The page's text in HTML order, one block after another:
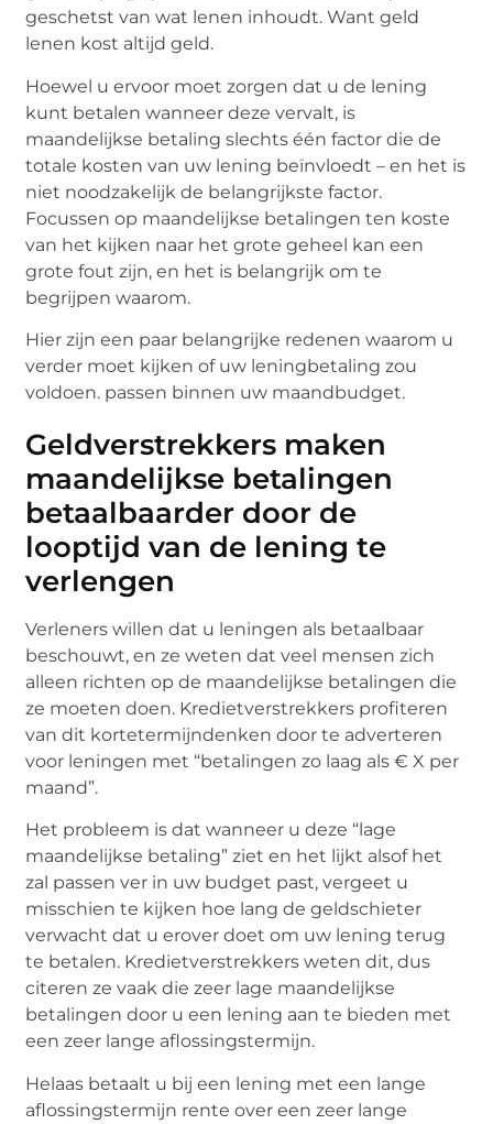
geschetst van wat lenen inhoudt. Want geld
lenen kost altijd geld.
Hoewel u ervoor moet zorgen dat u de lening
kunt betalen wanneer deze vervalt, is
maandelijkse betaling slechts één factor die de
totale kosten van uw lening beïnvloedt – en het is
niet noodzakelijk de belangrijkste factor.
Focussen op maandelijkse betalingen ten koste
van het kijken naar het grote geheel kan een
grote fout zijn, en het is belangrijk om te
begrijpen waarom.
Hier zijn een paar belangrijke redenen waarom u
verder moet kijken of uw leningbetaling zou
voldoen. passen binnen uw maandbudget.
Geldverstrekkers maken
maandelijkse betalingen
betaalbaarder door de
looptijd van de lening te
verlengen
Verleners willen dat u leningen als betaalbaar
beschouwt, en ze weten dat veel mensen zich
alleen richten op de maandelijkse betalingen die
ze moeten doen. Kredietverstrekkers profiteren
van dit kortetermijndenken door te adverteren
voor leningen met “betalingen zo laag als € X per
maand”.
Het probleem is dat wanneer u deze “lage
maandelijkse betaling” ziet en het lijkt alsof het
zal passen ver in uw budget past, vergeet u
misschien te kijken hoe lang de geldschieter
verwacht dat u erover doet om uw lening terug
te betalen. Kredietverstrekkers weten dit, dus
citeren ze vaak die zeer lage maandelijkse
betalingen door u een lening aan te bieden met
een zeer lange aflossingstermijn.
Helaas betaalt u bij een lening met een lange
aflossingstermijn rente over een zeer lange